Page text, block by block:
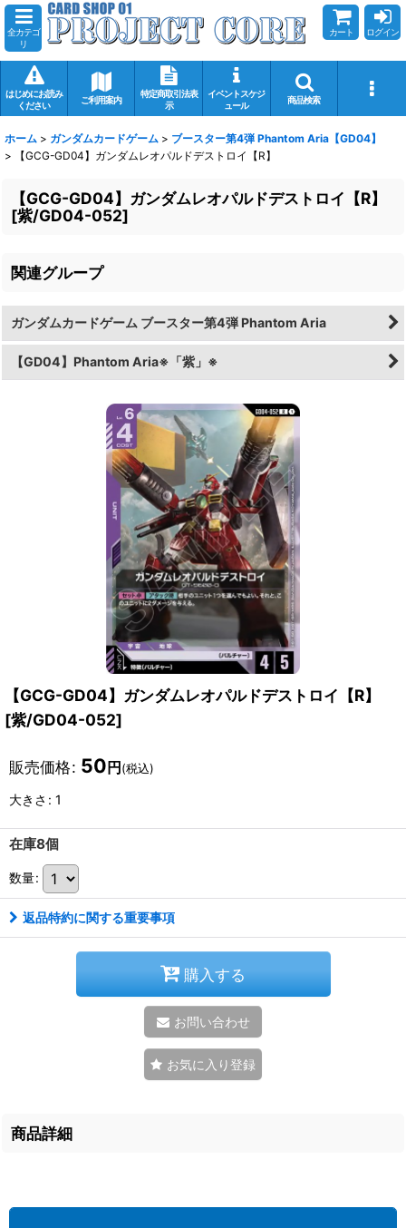
全カテゴ
リ
カート ログイン
はじめにお読み
ください
ご利用案内
特定商取引法表
示
イベントスケジ
ュール
商品検索
ホーム > ガンダムカードゲーム > ブースター第4弾 Phantom Aria【GD04】
>
【GCG-GD04】ガンダムレオパルドデストロイ【R】
【GCG-GD04】ガンダムレオパルドデストロイ【R】
[紫/GD04-052]
関連グループ
ガンダムカードゲーム ブースター第4弾 Phantom Aria
【GD04】Phantom Aria※「紫」※
【GCG-GD04】ガンダムレオパルドデストロイ【R】
[紫/GD04-052]
販売価格: 50 円 (税込)
大きさ : 1
在庫8個
数量:
返品特約に関する重要事項
購入する
お問い合わせ
お気に入り登録
商品詳細